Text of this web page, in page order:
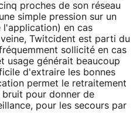
proches de son réseau
simple pression sur un
l'application) en cas
Twitcident est parti du
sollicité en cas
usage générait beaucoup
d'extraire les bonnes
permet le retraitement
pour donner de
pour les secours par